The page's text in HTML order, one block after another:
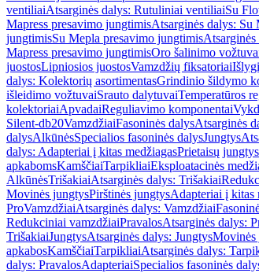
ventiliaiAtsarginės dalys: Rutuliniai ventiliaiSu
Mapress presavimo jungtimisAtsarginės dalys: Su
jungtimisSu Mepla presavimo jungtimis
Mapress presavimo jungtimisOro šalinimo
juostosLipniosios juostosVamzdžių fiksatoriai
dalys: Kolektorių asortimentasGrindinio šildymo
išleidimo vožtuvaiSrauto dalytuvaiTemperatūros
kolektoriaiApvadaiReguliavimo komponentai
Silent-db20VamzdžiaiFasoninės dalysAtsarginės
dalysAlkūnėsSpecialios fasoninės dalysJungtys
dalys: Adapteriai į kitas medžiagasPrietaisų jungtys
apkabomsKamščiaiTarpikliaiEksploatacinės
AlkūnėsTrišakiaiAtsarginės dalys: Trišakiai
Movinės jungtysPirštinės jungtysAdapteriai į kitas
ProVamzdžiaiAtsarginės dalys: Vamzdžiai
Redukciniai vamzdžiaiPravalosAtsarginės dalys:
TrišakiaiJungtysAtsarginės dalys: JungtysMovinės
apkabosKamščiaiTarpikliaiAtsarginės dalys:
dalys: PravalosAdapteriaiSpecialios fasoninės